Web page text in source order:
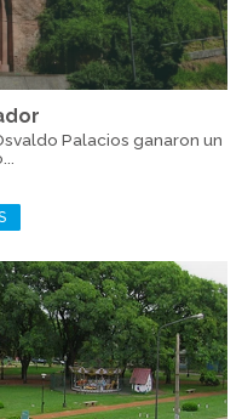
Palacios ganaron un